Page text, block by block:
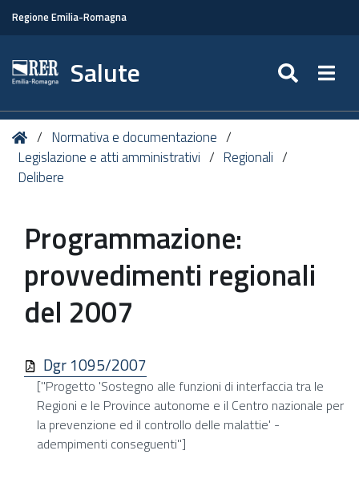
Regione Emilia-Romagna
Salute
Tu
sei
qui:
HomeNormativa e documentazione
Legislazione e atti amministrativi
Regionali
Delibere
Programmazione:
provvedimenti regionali
del 2007
Dgr 1095/2007
["Progetto 'Sostegno alle funzioni di interfaccia tra le
Regioni e le Province autonome e il Centro nazionale per
la prevenzione ed il controllo delle malattie' -
adempimenti conseguenti"]